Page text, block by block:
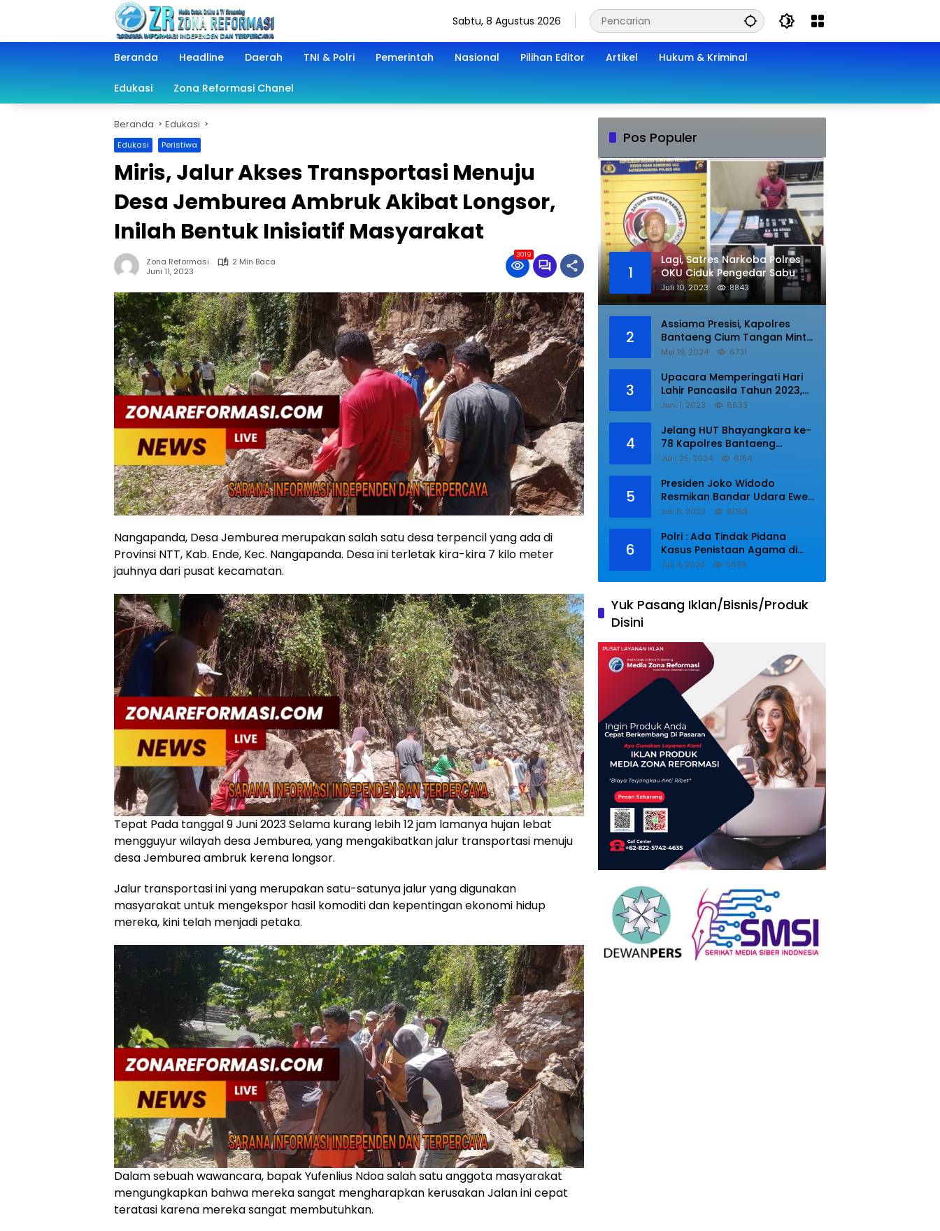
Sabtu, 8 Agustus 2026
Beranda Headline Daerah TNI & Polri Pemerintah Nasional Pilihan Editor Artikel Hukum & Kriminal
Edukasi Zona Reformasi Chanel
Beranda Edukasi
Edukasi Peristiwa
Miris, Jalur Akses Transportasi Menuju
Desa Jemburea Ambruk Akibat Longsor,
Inilah Bentuk Inisiatif Masyarakat
Zona Reformasi
2 Min Baca
Juni 11, 2023
3019
Nangapanda, Desa Jemburea merupakan salah satu desa terpencil yang ada di
Provinsi NTT, Kab. Ende, Kec. Nangapanda. Desa ini terletak kira-kira 7 kilo meter
jauhnya dari pusat kecamatan.
Tepat Pada tanggal 9 Juni 2023 Selama kurang lebih 12 jam lamanya hujan lebat
mengguyur wilayah desa Jemburea, yang mengakibatkan jalur transportasi menuju
desa Jemburea ambruk kerena longsor.
Jalur transportasi ini yang merupakan satu-satunya jalur yang digunakan
masyarakat untuk mengekspor hasil komoditi dan kepentingan ekonomi hidup
mereka, kini telah menjadi petaka.
Dalam sebuah wawancara, bapak Yufenlius Ndoa salah satu anggota masyarakat
mengungkapkan bahwa mereka sangat mengharapkan kerusakan Jalan ini cepat
teratasi karena mereka sangat membutuhkan.
Pos Populer
1
Lagi, Satres Narkoba Polres
OKU Ciduk Pengedar Sabu
Juli 10, 2023 8843
2
Assiama Presisi, Kapolres
Bantaeng Cium Tangan Minta
di Doakan.
Mei 19, 2024 6731
3
Upacara Memperingati Hari
Lahir Pancasila Tahun 2023,
Wakapolres Lampung Utara
RI.
Juni 1, 2023 6633
4
Jelang HUT Bhayangkara ke-
78 Kapolres Bantaeng
Resmikan Sumur Bor di Desa
Juni 25, 2024 6154
5
Presiden Joko Widodo
Resmikan Bandar Udara Ewer
di Asmat
Juli 6, 2023 6059
6
Polri : Ada Tindak Pidana
Kasus Penistaan Agama di
Ponpes Al Zaytun
Juli 4, 2023 5699
Yuk Pasang Iklan/Bisnis/Produk
Disini